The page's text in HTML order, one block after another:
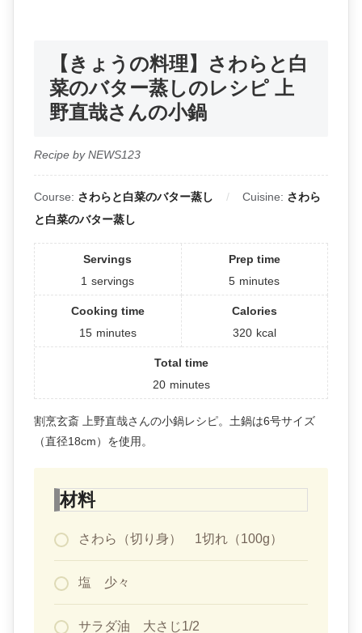
【きょうの料理】さわらと白
菜のバター蒸しのレシピ 上
野直哉さんの小鍋
Recipe by NEWS123
Course: さわらと白菜のバター蒸し Cuisine: さわら
と白菜のバター蒸し
Servings
1 servings
Prep time
5 minutes
Cooking time
15 minutes
Calories
320 kcal
Total time
20 minutes
割烹玄斎 上野直哉さんの小鍋レシピ。土鍋は6号サイズ
（直径18cm）を使用。
材料
さわら（切り身） 1切れ（100g）
塩 少々
サラダ油 大さじ1/2